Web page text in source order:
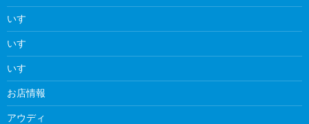
いすゞ
いすゞ
いすゞ
お店情報
アウディ